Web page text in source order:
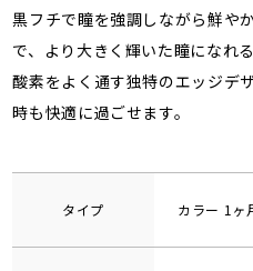
黒フチで瞳を強調しながら鮮や
で、より大きく輝いた瞳になれ
酸素をよく通す独特のエッジデ
時も快適に過ごせます。
タイプ カラー 1ヶ